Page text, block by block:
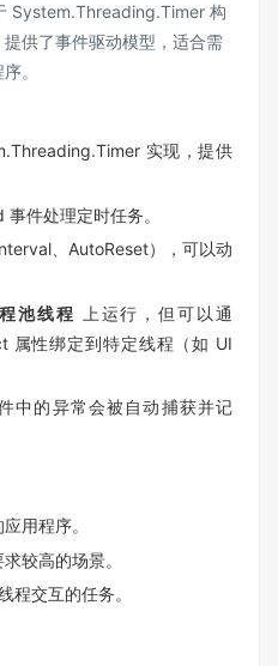
System.Threading.Timer 构
供了事件驱动模型，适合需
。
实现，提供
事件处理定时任务。
、AutoReset），可以动
池线程
上运行，但可以通
属性绑定到特定线程（如 UI
中的异常会被自动捕获并记
用程序。
较高的场景。
程交互的任务。